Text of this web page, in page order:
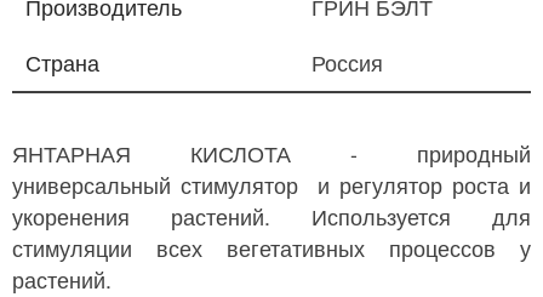
Производитель
ГРИН БЭЛТ
Страна
Россия
ЯНТАРНАЯ КИСЛОТА - природный
универсальный стимулятор и регулятор роста и
укоренения растений. Используется для
стимуляции всех вегетативных процессов у
растений.